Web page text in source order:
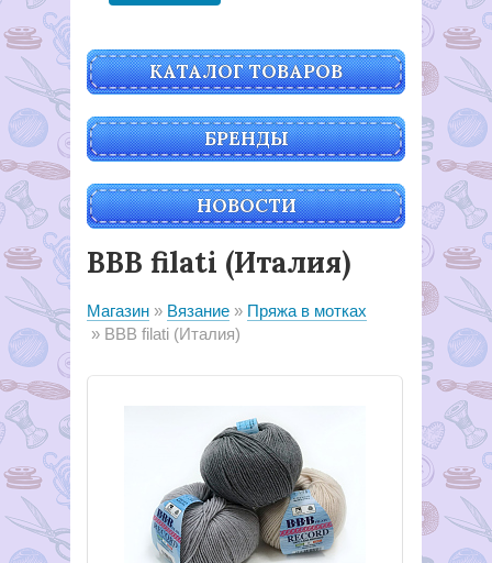
КАТАЛОГ ТОВАРОВ
БРЕНДЫ
НОВОСТИ
BBB filati (Италия)
Магазин Вязание
Пряжа в мотках
BBB filati (Италия)